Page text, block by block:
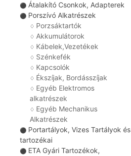
⚫ Átalakító Csonkok, Adapterek
⚫ Porszívó Alkatrészek
♢ Porzsáktartók
♢ Akkumulátorok
♢ Kábelek,Vezetékek
♢ Szénkefék
♢ Kapcsolók
♢ Ékszíjak, Bordásszíjak
♢ Egyéb Elektromos
alkatrészek
♢ Egyéb Mechanikus
Alkatrészek
⚫ Portartályok, Vizes Tartályok és
tartozékai
⚫ ETA Gyári Tartozékok,